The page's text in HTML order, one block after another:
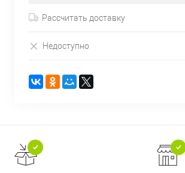
Рассчитать доставку
Недоступно